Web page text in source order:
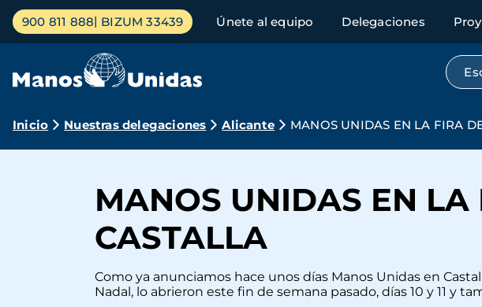
Pasar
contenido
Menú
principal
900 811 888 BIZUM 33439 Únete al equipo Delegaciones
Ruta
navegación
Inicio Nuestras delegaciones Alicante MANOS UNIDAS EN LA FIRA
MANOS UNIDAS EN
CASTALLA
Como ya anunciamos hace unos días Manos Unidas en
Nadal, lo abrieron este fin de semana pasado, días 10 y 11 y